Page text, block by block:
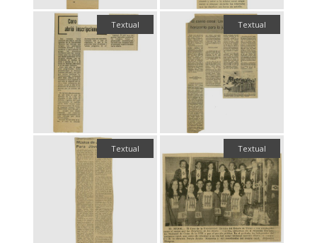
Textual Textual
Textual Textual